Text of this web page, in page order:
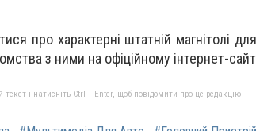
про характерні штатній магнітолі
з ними на офіційному інтернет-
і натисніть Ctrl + Enter, щоб повідомити про це редакцію